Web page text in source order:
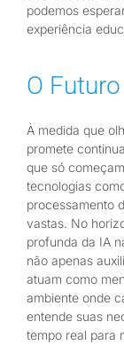
podemos
experiência
O
À medida que
promete
que só
tecnologias
processamento
vastas. No
profunda da IA
não apenas
atuam como
ambiente onde
entende suas
tempo real para